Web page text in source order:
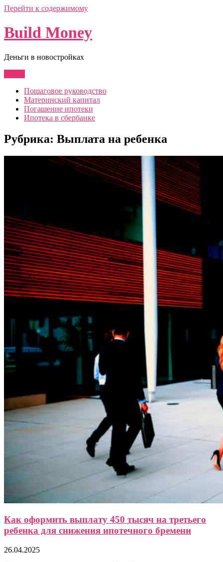
Перейти к содержимому
Build Money
Деньги в новостройках
Пошаговое руководство
Материнский капитал
Погашение ипотеки
Ипотека в сбербанке
Рубрика: Выплата на ребенка
Как оформить выплату 450 тысяч на третьего
ребенка для снижения ипотечного бремени
26.04.2025